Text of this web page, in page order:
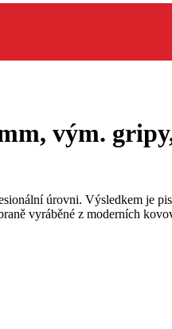
vým.
úrovni. Výsledkem je
vyráběné z moderních